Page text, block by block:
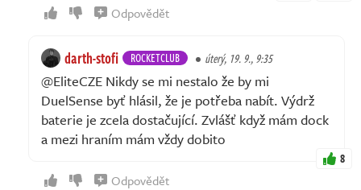
Odpovědět
darth-stofi ROCKETCLUB úterý, 19. 9., 9:35
@EliteCZE Nikdy se mi nestalo že by mi
DuelSense byť hlásil, že je potřeba nabít. Výdrž
baterie je zcela dostačující. Zvlášť když mám dock
a mezi hraním mám vždy dobito
8
Odpovědět